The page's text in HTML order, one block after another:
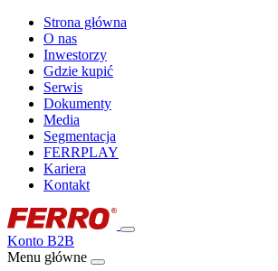
Strona główna
O nas
Inwestorzy
Gdzie kupić
Serwis
Dokumenty
Media
Segmentacja
FERRPLAY
Kariera
Kontakt
Konto B2B
Menu główne